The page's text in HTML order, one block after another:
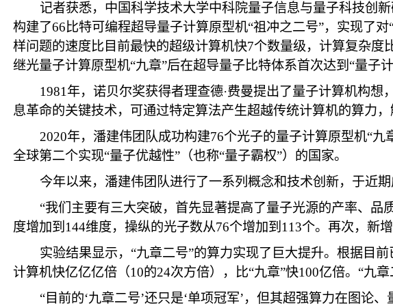
记者获悉，中国科学技术大学中科院量子信息与量子科技创
构建了66比特可编程超导量子计算原型机“祖冲之二号”，实现了
样问题的速度比目前最快的超级计算机快7个数量级，计算复杂度
继光量子计算原型机“九章”后在超导量子比特体系首次达到“量子计
1981年，诺贝尔奖获得者理查德·费曼提出了量子计算机构
息革命的关键技术，可通过特定算法产生超越传统计算机的算力
2020年，潘建伟团队成功构建76个光子的量子计算原型机“
全球第二个实现“量子优越性”（也称“量子霸权”）的国家。
今年以来，潘建伟团队进行了一系列概念和技术创新，于近期
“我们主要有三大突破，首先显著提高了量子光源的产率、
度增加到144维度，操纵的光子数从76个增加到113个。再次，新
实验结果显示，“九章二号”的算力实现了巨大提升。根据目
计算机快亿亿亿倍（10的24次方倍），比“九章”快100亿倍。“九
“目前的‘九章二号’还只是‘单项冠军’，但其超强算力在图论